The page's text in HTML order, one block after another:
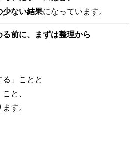
少ない結果になっています。
前に、まずは整理から
る」ことと
と、
す。